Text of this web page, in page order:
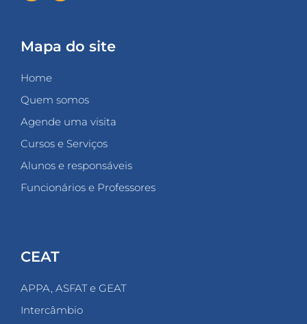
Mapa do site
Home
Quem somos
Agende uma visita
Cursos e Serviços
Alunos e responsáveis
Funcionários e Professores
CEAT
APPA, ASFAT e GEAT
Intercâmbio